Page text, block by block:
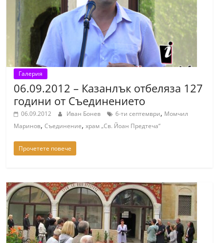
Галерия
06.09.2012 – Казанлък отбеляза 127
години от Съединението
06.09.2012 Иван Бонев 6-ти септември, Момчил
Маринов,Съединение,храм „Св. Йоан Предтеча“
Прочетете повече